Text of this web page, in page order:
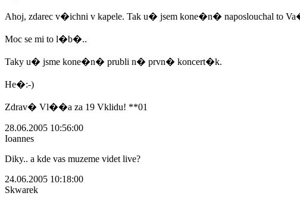
Ahoj, zdarec v�ichni v kapele. Tak u� jsem kone�n� naposlouchal to
Moc se mi to l�b�..
Taky u� jsme kone�n� prubli n� prvn� koncert�k.
He�:-)
Zdrav� Vl��a za 19 Vklidu! **01
28.06.2005 10:56:00
Ioannes
Diky.. a kde vas muzeme videt live?
24.06.2005 10:18:00
Skwarek